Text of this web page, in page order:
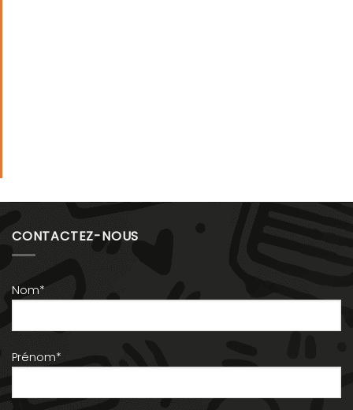
CONTACTEZ-NOUS
Nom*
Prénom*